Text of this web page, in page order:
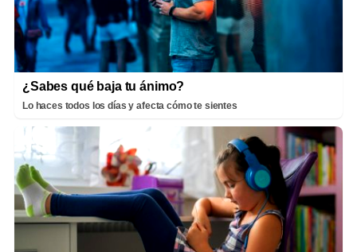
¿Sabes qué baja tu ánimo?
Lo haces todos los días y afecta cómo te sientes